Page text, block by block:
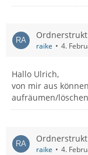
raike 4.
Hallo Ulrich,
von mir aus
aufräumen/
raike 4.